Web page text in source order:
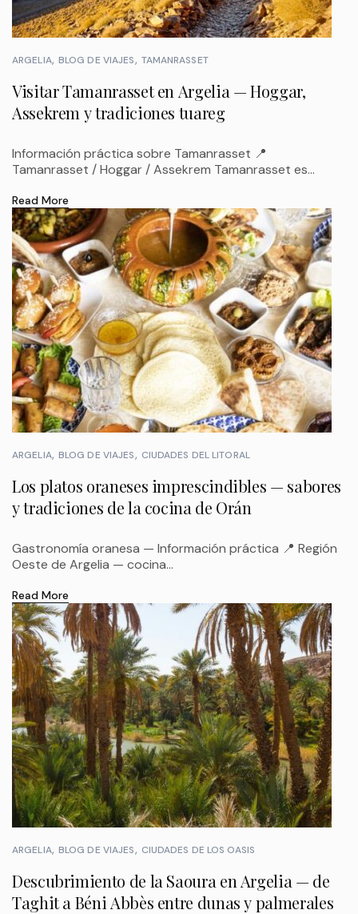
ARGELIA BLOG DE VIAJES TAMANRASSET
Visitar Tamanrasset en Argelia — Hoggar,
Assekrem y tradiciones tuareg
Información práctica sobre Tamanrasset 📍
Tamanrasset / Hoggar / Assekrem Tamanrasset es...
Read More
ARGELIA BLOG DE VIAJES CIUDADES DEL LITORAL
Los platos oraneses imprescindibles — sabores
y tradiciones de la cocina de Orán
Gastronomía oranesa — Información práctica 📍 Región
Oeste de Argelia — cocina...
Read More
ARGELIA BLOG DE VIAJES CIUDADES DE LOS OASIS
Descubrimiento de la Saoura en Argelia — de
Taghit a Béni Abbès entre dunas y palmerales